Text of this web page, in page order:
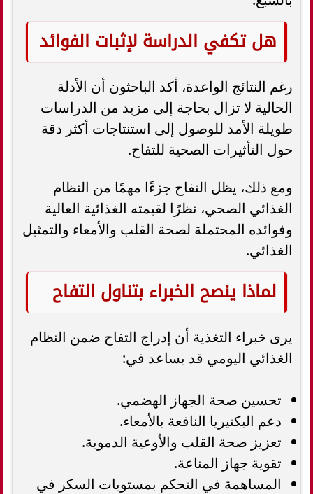
هل تكفي الدراسة لإثبات الفوائد
رغم النتائج الواعدة، أكد الباحثون أن الأدلة
الحالية لا تزال بحاجة إلى مزيد من الدراسات
طويلة الأمد للوصول إلى استنتاجات أكثر دقة
حول التأثيرات الصحية للتفاح.
ومع ذلك، يظل التفاح جزءًا مهمًا من النظام
الغذائي الصحي، نظرًا لقيمته الغذائية العالية
وفوائده المحتملة لصحة القلب والأمعاء والتمثيل
الغذائي.
لماذا ينصح الخبراء بتناول التفاح
يرى خبراء التغذية أن إدراج التفاح ضمن النظام
الغذائي اليومي قد يساعد في:
تحسين صحة الجهاز الهضمي.
دعم البكتيريا النافعة بالأمعاء.
تعزيز صحة القلب والأوعية الدموية.
تقوية جهاز المناعة.
المساهمة في التحكم بمستويات السكر في